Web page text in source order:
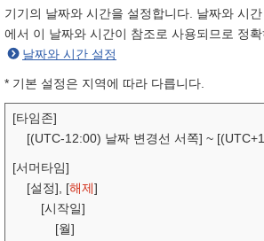
기기의 날짜와 시간을 설정합니다. 날짜와 시
에서 이 날짜와 시간이 참조로 사용되므로 정
날짜와 시간 설정
* 기본 설정은 지역에 따라 다릅니다.
[타임존]
[(UTC-12:00) 날짜 변경선 서쪽] ~
[서머타임]
[설정], [해제]
[시작일]
[월]